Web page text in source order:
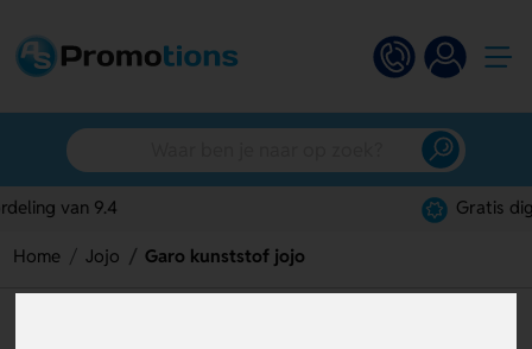
Home Jojo Garo kunststof jojo